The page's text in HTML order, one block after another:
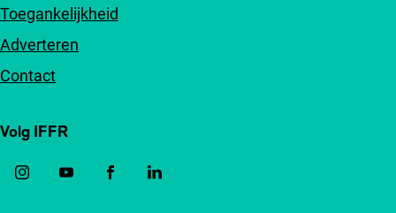
Toegankelijkheid
Adverteren
Contact
Volg IFFR